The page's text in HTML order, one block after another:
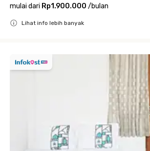
mulai dari Rp1.900.000 /bulan
Lihat info lebih banyak